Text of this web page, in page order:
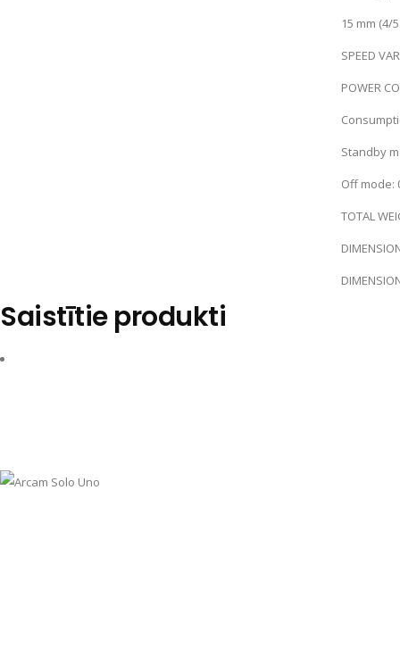
15 mm
SPEED
POWER
Standby
Off mode:
TOTAL
Saistītie produkti